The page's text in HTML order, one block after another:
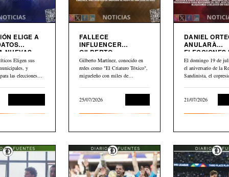
ELIGE A
NUEVAS
Eligen sus
y
las elecciones
FALLECE
INFLUENCER
GILBERTO
MARTINEZ”EL
CRIATURO TOXICO”
Gilberto Martínez, conocido en
redes como "El Criaturo Tóxico",
migueleño con miles de
25/07/2026
DANIEL
ANULARÀ
ELECCIONES
NICARAGUA
El domingo 19 de
el aniversario de la
Sandinista, el
21/07/2026